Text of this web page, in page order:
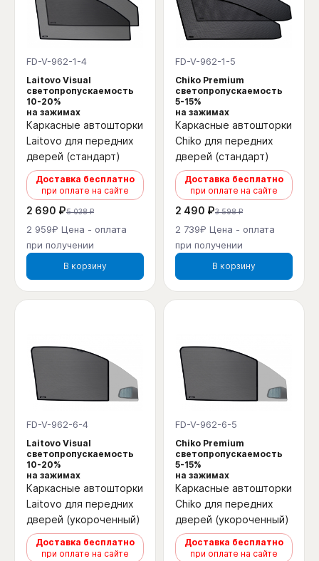
FD-V-962-1-4
Laitovo Visual
светопропускаемость
10-20%
на зажимах
Каркасные автошторки
Laitovo для передних
дверей (стандарт)
Доставка бесплатно
при оплате на сайте
2 690 ₽5 038 ₽
2 959₽ Цена - оплата
при получении
В корзину
FD-V-962-1-5
Chiko Premium
светопропускаемость
5-15%
на зажимах
Каркасные автошторки
Chiko для передних
дверей (стандарт)
Доставка бесплатно
при оплате на сайте
2 490 ₽3 598 ₽
2 739₽ Цена - оплата
при получении
В корзину
FD-V-962-6-4
Laitovo Visual
светопропускаемость
10-20%
на зажимах
Каркасные автошторки
Laitovo для передних
дверей (укороченный)
Доставка бесплатно
при оплате на сайте
FD-V-962-6-5
Chiko Premium
светопропускаемость
5-15%
на зажимах
Каркасные автошторки
Chiko для передних
дверей (укороченный)
Доставка бесплатно
при оплате на сайте